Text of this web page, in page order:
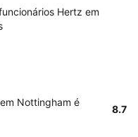
Hertz em
Nottingham é
8.7